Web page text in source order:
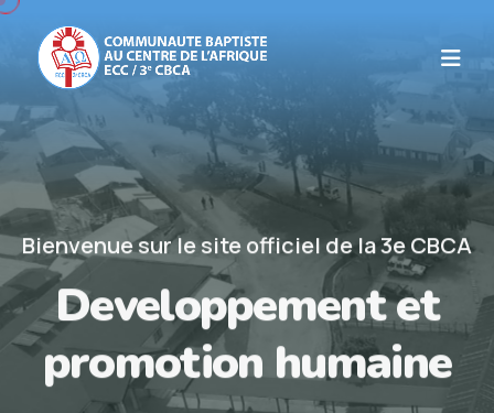
Bienvenue sur le site officiel de la 3e CBCA
Developpement et
promotion humaine